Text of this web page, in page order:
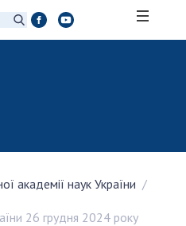
академії наук
почесні звання НАН
академії наук України
26 грудня 2024 року